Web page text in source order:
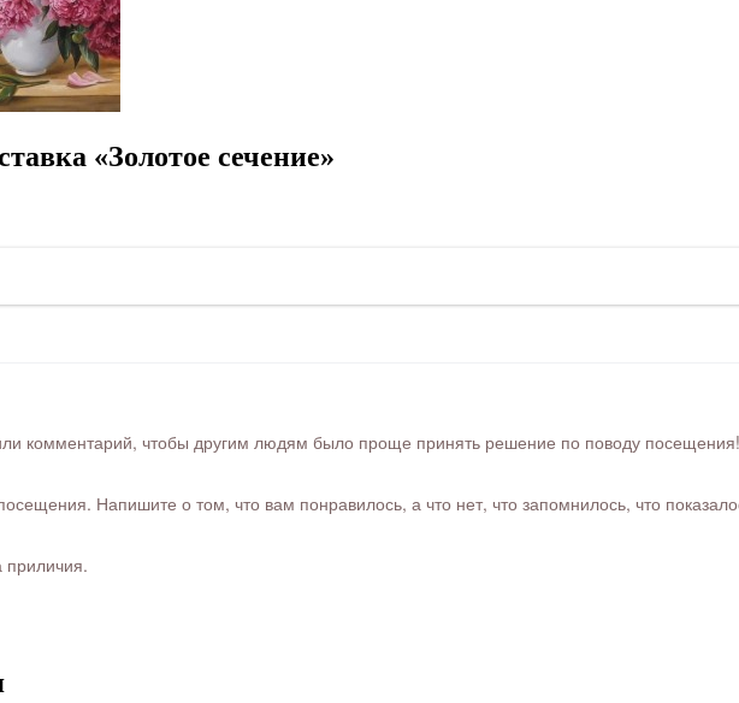
«Золотое сечение»
комментарий, чтобы другим людям было проще принять решение по поводу посещения!
Напишите о том, что вам понравилось, а что нет, что запомнилось, что
приличия.